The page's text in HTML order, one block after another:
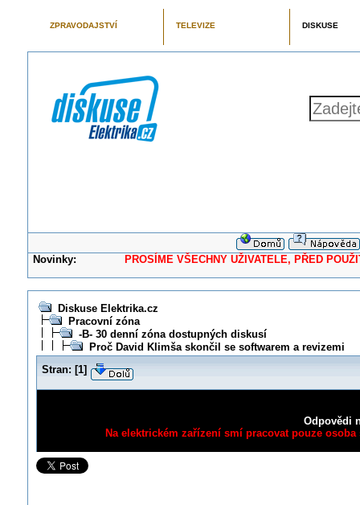
ZPRAVODAJSTVÍ TELEVIZE DISKUSE
Novinky: PROSÍME VŠECHNY UŽIVATELE, PŘED
Diskuse Elektrika.cz
Pracovní zóna
-B- 30 denní zóna dostupných diskusí
Proč David Klimša skončil se softwarem a revizemi
Stran: [1]
Odpovědi
Na elektrickém zařízení smí pracovat pouze